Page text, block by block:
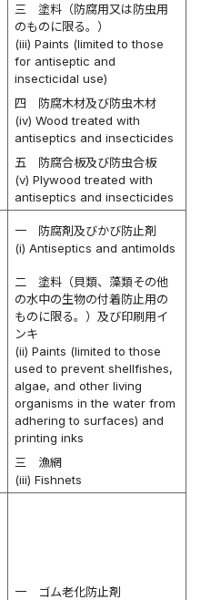
三 塗料（防腐用又は防虫用
のものに限る。）
(iii) Paints (limited to those
for antiseptic and
insecticidal use)
四 防腐木材及び防虫木材
(iv) Wood treated with
antiseptics and insecticides
五 防腐合板及び防虫合板
(v) Plywood treated with
antiseptics and insecticides
一 防腐剤及びかび防止剤
(i) Antiseptics and antimolds
二 塗料（貝類、藻類その他
の水中の生物の付着防止用の
ものに限る。）及び印刷用イ
ンキ
(ii) Paints (limited to those
used to prevent shellfishes,
algae, and other living
organisms in the water from
adhering to surfaces) and
printing inks
三 漁網
(iii) Fishnets
一 ゴム老化防止剤